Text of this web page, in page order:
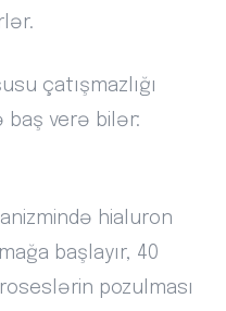
çatışmazlığı
baş verə bilər:
hialuron
başlayır, 40
pozulması